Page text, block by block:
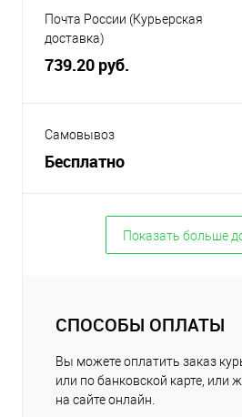
Почта России (Курьерская
доставка)
739.20 руб.
Самовывоз
Бесплатно
Показать больше
СПОСОБЫ ОПЛАТЫ
Вы можете оплатить заказ
или по банковской карте, или
на сайте онлайн.